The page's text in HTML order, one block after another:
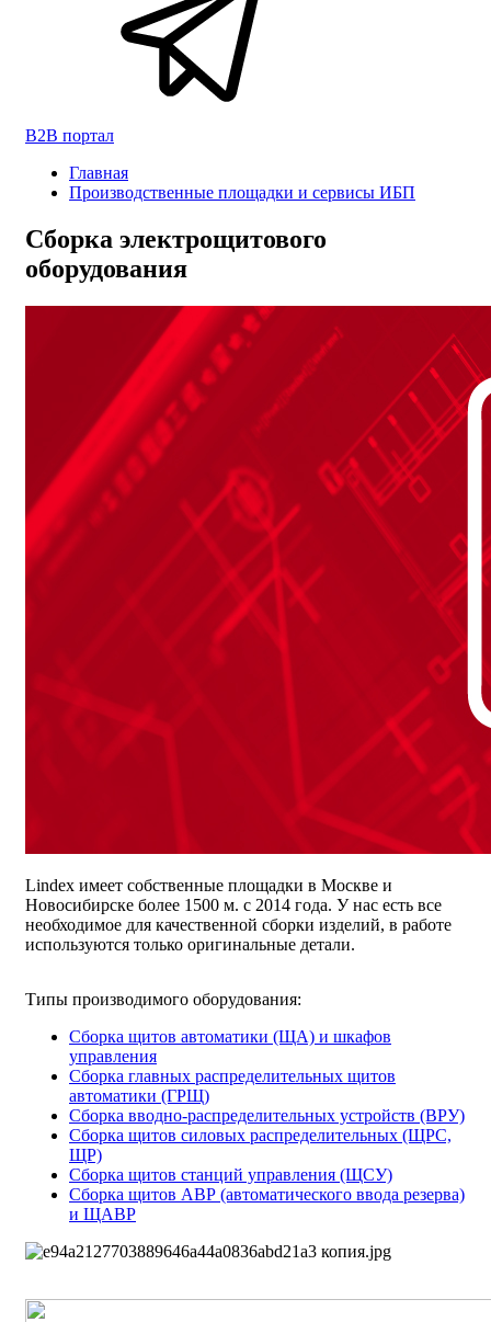
B2B портал
Главная
Производственные площадки и сервисы ИБП
Сборка электрощитового
оборудования
Lindex имеет собственные площадки в Москве и
Новосибирске более 1500 м. с 2014 года. У нас есть все
необходимое для качественной сборки изделий, в работе
используются только оригинальные детали.
Типы производимого оборудования:
Сборка щитов автоматики (ЩА) и шкафов
управления
Сборка главных распределительных щитов
автоматики (ГРЩ)
Сборка вводно-распределительных устройств (ВРУ)
Сборка щитов силовых распределительных (ЩРC,
ЩР)
Сборка щитов станций управления (ЩСУ)
Сборка щитов АВР (автоматического ввода резерва)
и ЩАВР